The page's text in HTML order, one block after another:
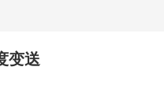
变送